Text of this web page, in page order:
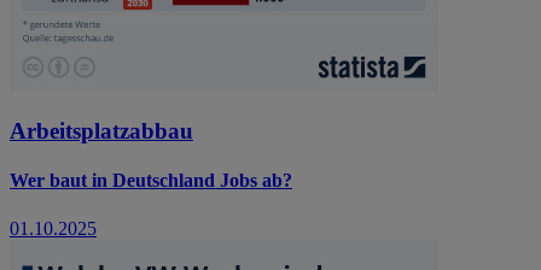
Arbeitsplatzabbau
Wer baut in Deutschland Jobs ab?
01.10.2025